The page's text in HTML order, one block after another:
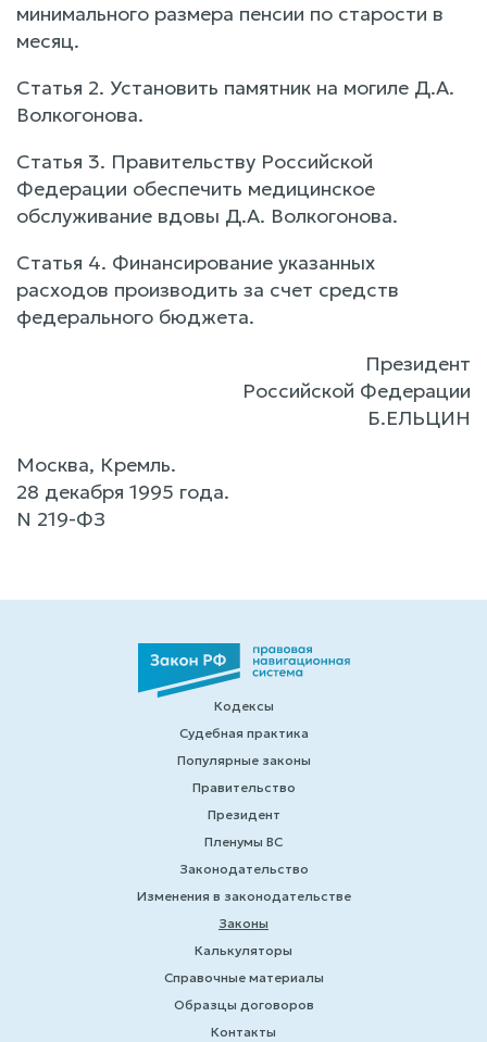
минимального размера пенсии по старости в
месяц.
Статья 2. Установить памятник на могиле Д.А.
Волкогонова.
Статья 3. Правительству Российской
Федерации обеспечить медицинское
обслуживание вдовы Д.А. Волкогонова.
Статья 4. Финансирование указанных
расходов производить за счет средств
федерального бюджета.
Президент
Российской Федерации
Б.ЕЛЬЦИН
Москва, Кремль.
28 декабря 1995 года.
N 219-ФЗ
Кодексы
Судебная практика
Популярные законы
Правительство
Президент
Пленумы ВС
Законодательство
Изменения в законодательстве
Законы
Калькуляторы
Справочные материалы
Образцы договоров
Контакты